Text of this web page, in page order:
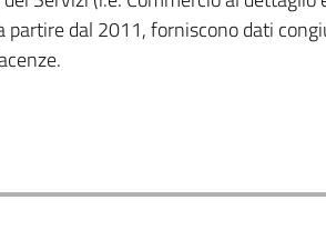
partire dal 2011, forniscono dati